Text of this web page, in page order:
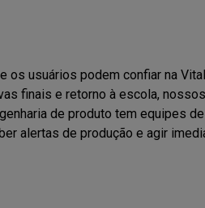
os usuários podem confiar na
finais e retorno à escola,
de produto tem equipes
alertas de produção e agir